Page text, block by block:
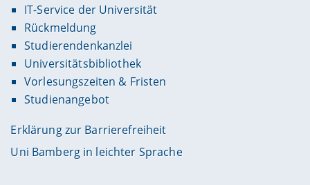
IT-Service der Universität
Rückmeldung
Studierendenkanzlei
Universitätsbibliothek
Vorlesungszeiten & Fristen
Studienangebot
Erklärung zur Barrierefreiheit
Uni Bamberg in leichter Sprache